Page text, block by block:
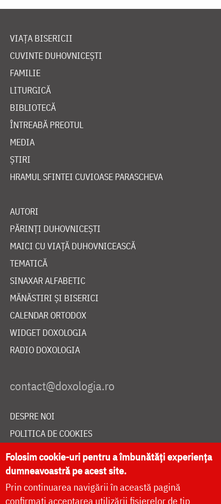
VIAȚA BISERICII
CUVINTE DUHOVNICEȘTI
FAMILIE
LITURGICĂ
BIBLIOTECĂ
ÎNTREABĂ PREOTUL
MEDIA
ȘTIRI
HRAMUL SFINTEI CUVIOASE PARASCHEVA
AUTORI
PĂRINȚI DUHOVNICEȘTI
MAICI CU VIAȚĂ DUHOVNICEASCĂ
TEMATICĂ
SINAXAR ALFABETIC
MĂNĂSTIRI ȘI BISERICI
CALENDAR ORTODOX
WIDGET DOXOLOGIA
RADIO DOXOLOGIA
DESPRE NOI
POLITICA DE COOKIES
DONEAZĂ ONLINE PENTRU CATEDRALA NAȚIONALĂ
LIVE
Folosim cookie-uri pentru a îmbunătăți experiența
dumneavoastră pe acest site.
Prin continuarea navigării în această pagină
confirmați acceptarea utilizării fișierelor de tip